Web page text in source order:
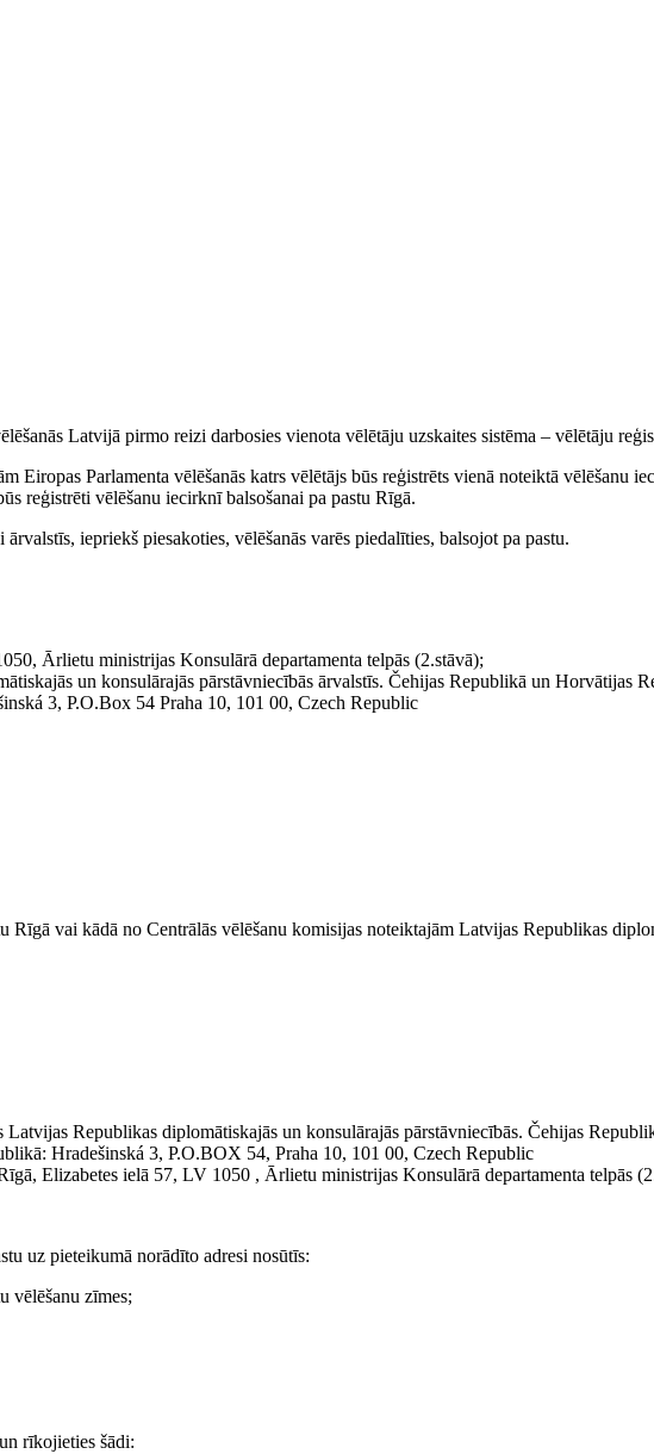
Latvijā pirmo reizi darbosies vienota vēlētāju uzskaites sistēma – vēlētāju
Eiropas Parlamenta vēlēšanās katrs vēlētājs būs reģistrēts vienā noteiktā vēlēšanu
reģistrēti vēlēšanu iecirknī balsošanai pa pastu Rīgā.
iepriekš piesakoties, vēlēšanās varēs piedalīties, balsojot pa pastu.
Ārlietu ministrijas Konsulārā departamenta telpās (2.stāvā);
un konsulārajās pārstāvniecībās ārvalstīs. Čehijas Republikā un Horvātijas
3, P.O.Box 54 Praha 10, 101 00, Czech Republic
Rīgā vai kādā no Centrālās vēlēšanu komisijas noteiktajām Latvijas Republikas
Latvijas Republikas diplomātiskajās un konsulārajās pārstāvniecībās. Čehijas
Hradešinská 3, P.O.BOX 54, Praha 10, 101 00, Czech Republic
Elizabetes ielā 57, LV 1050 , Ārlietu ministrijas Konsulārā departamenta telpās
uz pieteikumā norādīto adresi nosūtīs:
vēlēšanu zīmes;
rīkojieties šādi: